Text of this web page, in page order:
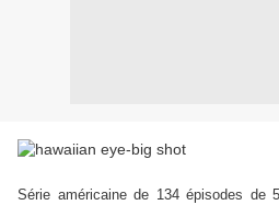
Série américaine de 134 épisodes